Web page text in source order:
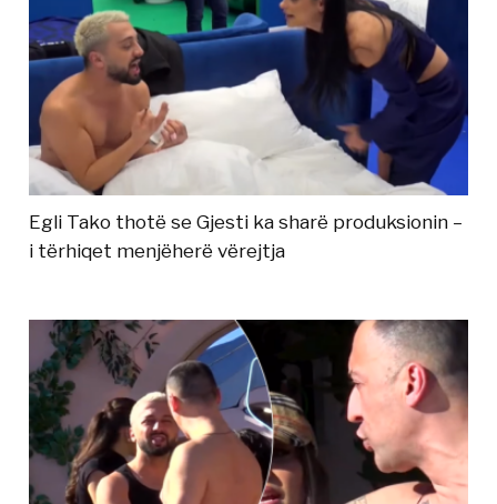
Egli Tako thotë se Gjesti ka sharë produksionin –
i tërhiqet menjëherë vërejtja